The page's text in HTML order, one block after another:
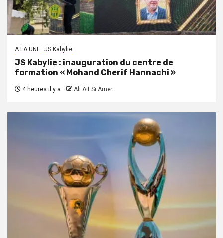
A LA UNE JS Kabylie
JS Kabylie : inauguration du centre de
formation « Mohand Cherif Hannachi »
4 heures il y a Ali Ait Si Amer